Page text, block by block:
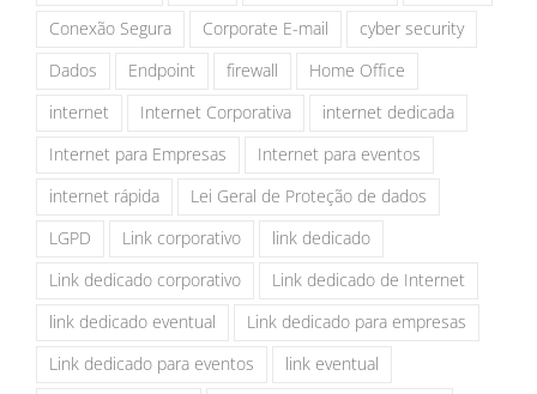
Conexão Segura
Corporate E-mail
cyber security
Dados
Endpoint firewall
Home Office
internet
Internet Corporativa
internet dedicada
Internet para Empresas
Internet para eventos
internet rápida
Lei Geral de Proteção de dados
LGPD
Link corporativo
link dedicado
Link dedicado corporativo
Link dedicado de Internet
link dedicado eventual
Link dedicado para empresas
Link dedicado para eventos
link eventual